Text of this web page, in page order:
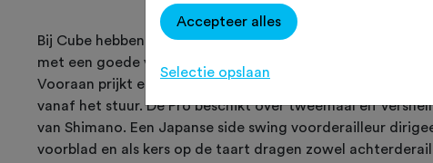
Bij Cube hebben ze een naam hoog te houden. Een naam
met een goede verhouding tussen prijs en kwaliteit. Ook
Vooraan prijkt een Recon voorvork uit het magazijn van
vanaf het stuur. De Pro beschikt over tweemaal elf
van Shimano. Een Japanse side swing voorderailleur
voorblad en als kers op de taart dragen zowel
Accepteer alles
Selectie opslaan